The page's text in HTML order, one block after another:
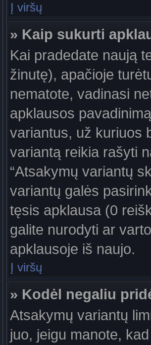
Į viršų
» Kaip sukurti
Kai pradedate naują
žinutę), apačioje
nematote, vadinasi
apklausos
variantus, už kuriuos
variantą reikia rašyti
“Atsakymų variantų
variantų galės
tęsis apklausa (0
galite nurodyti ar
apklausoje iš naujo.
Į viršų
» Kodėl negaliu
Atsakymų variantų
juo, jeigu manote,